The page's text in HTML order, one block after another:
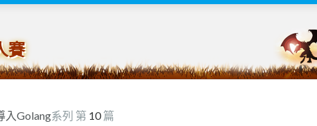
賽
入Golang系列 第 10篇